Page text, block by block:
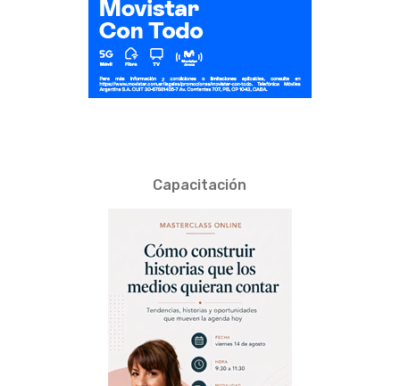
Capacitación